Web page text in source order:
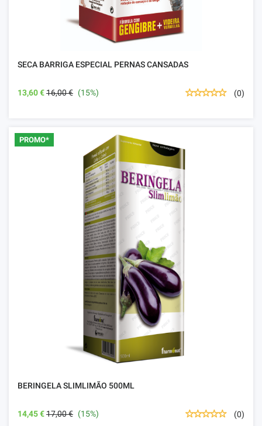
SECA BARRIGA ESPECIAL PERNAS CANSADAS
13,60 €16,00 € (15%) (0)
PROMO*
BERINGELA SLIMLIMÃO 500ML
14,45 €17,00 € (15%) (0)